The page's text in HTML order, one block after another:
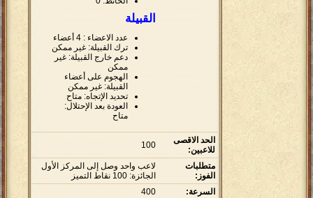
القبيلة
عدد الاعضاء : 4 أعضاء
ترك القبيلة: غير ممكن
دعم خارج القبيلة: غير
ممكن
الهجوم على أعضاء
القبيلة: غير ممكن
تحديد الإتجاه: متاح
العودة بعد الإحتلال:
متاح
الحد الاقصى
للاعبين:
100
متطلبات
الفوز:
لاعب واحد وصل إلى المركز الأول
الجائزة: 100 نقاط التميز
السرعة:
400